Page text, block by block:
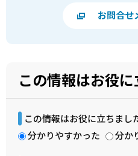
お問合せ
この情報はお役
この情報はお役に立ちまし
分かりやすかった
分か